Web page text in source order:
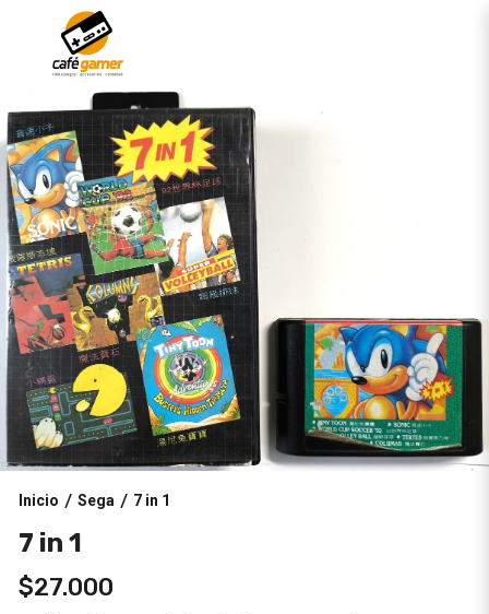
Inicio / Sega / 7 in 1
7 in 1
$27.000